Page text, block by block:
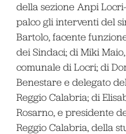
della sezione Anpi
palco gli interventi del
Bartolo, facente
dei Sindaci; di Miki
comunale di Locri; di
Benestare e delegato
Reggio Calabria; di
Rosarno, e presidente
Reggio Calabria, della